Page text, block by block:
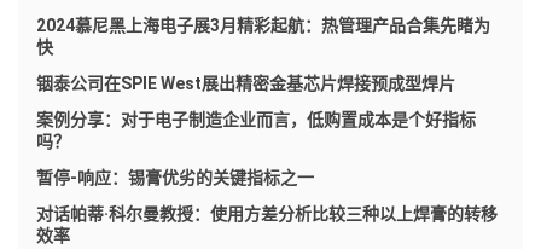
2024慕尼黑上海电子展3月精彩起航：热管理产品合集先睹为
快
铟泰公司在SPIE West展出精密金基芯片焊接预成型焊片
案例分享：对于电子制造企业而言，低购置成本是个好指标
吗？
暂停-响应：锡膏优劣的关键指标之一
对话帕蒂·科尔曼教授：使用方差分析比较三种以上焊膏的转移
效率